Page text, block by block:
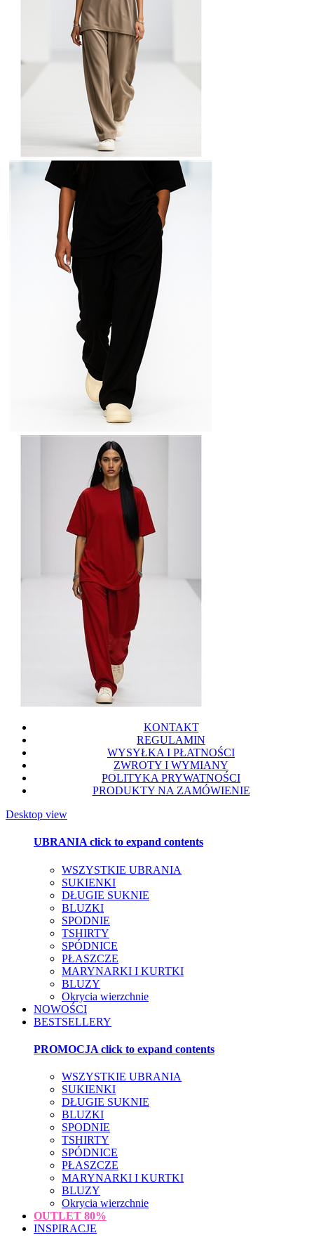
KONTAKT
REGULAMIN
WYSYŁKA I PŁATNOŚCI
ZWROTY I WYMIANY
POLITYKA PRYWATNOŚCI
PRODUKTY NA ZAMÓWIENIE
Desktop view
UBRANIAclick to expand contents
WSZYSTKIE UBRANIA
SUKIENKI
DŁUGIE SUKNIE
BLUZKI
SPODNIE
TSHIRTY
SPÓDNICE
PŁASZCZE
MARYNARKI I KURTKI
BLUZY
Okrycia wierzchnie
NOWOŚCI
BESTSELLERY
PROMOCJA click to expand contents
WSZYSTKIE UBRANIA
SUKIENKI
DŁUGIE SUKNIE
BLUZKI
SPODNIE
TSHIRTY
SPÓDNICE
PŁASZCZE
MARYNARKI I KURTKI
BLUZY
Okrycia wierzchnie
OUTLET 80%
INSPIRACJE